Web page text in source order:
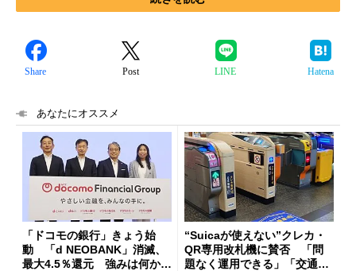
Share Post LINE Hatena
あなたにオススメ
「ドコモの銀行」きょう始
動 「d NEOBANK」消滅、
最大4.5％還元 強みは何か解
“Suicaが使えない”クレカ・
QR専用改札機に賛否 「問
題なく運用できる」「交通系I